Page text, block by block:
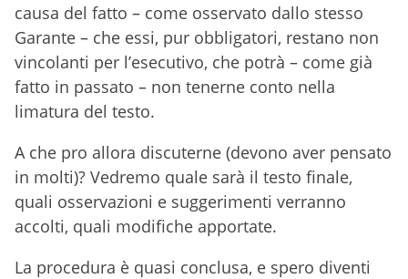
causa del fatto – come osservato dallo stesso
Garante – che essi, pur obbligatori, restano non
vincolanti per l’esecutivo, che potrà – come già
fatto in passato – non tenerne conto nella
limatura del testo.
A che pro allora discuterne (devono aver pensato
in molti)? Vedremo quale sarà il testo finale,
quali osservazioni e suggerimenti verranno
accolti, quali modifiche apportate.
La procedura è quasi conclusa, e spero diventi